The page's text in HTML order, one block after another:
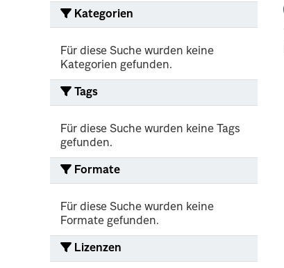
Kategorien
Für diese Suche wurden keine
Kategorien gefunden.
Tags
Für diese Suche wurden keine Tags
gefunden.
Formate
Für diese Suche wurden keine
Formate gefunden.
Lizenzen